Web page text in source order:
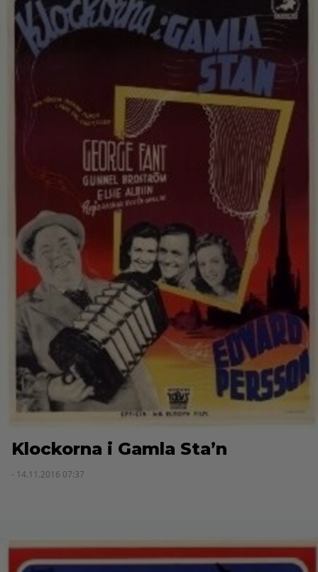
Klockorna i Gamla Sta’n
- 14.11.2016 07:37